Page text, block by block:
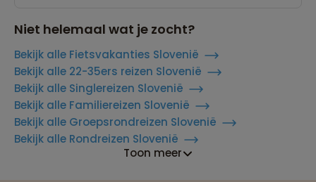
Niet helemaal wat je zocht?
Bekijk alle Fietsvakanties Slovenië
Bekijk alle 22-35ers reizen Slovenië
Bekijk alle Singlereizen Slovenië
Bekijk alle Familiereizen Slovenië
Bekijk alle Groepsrondreizen Slovenië
Bekijk alle Rondreizen Slovenië
Toon meer
Reizen met oog voor mens, cultuur en milieu